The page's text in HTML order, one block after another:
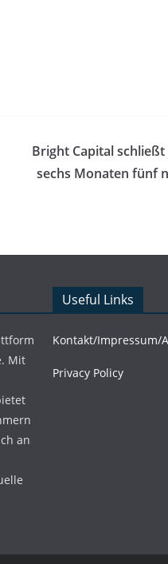
Bright Capital
sechs Monaten fünf
Mit
an
Useful Links
Kontakt/Impressum/
Privacy Policy